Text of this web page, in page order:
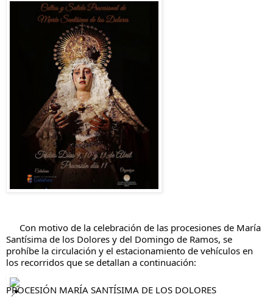
Con motivo de la celebración de las procesiones de María
Santísima de los Dolores y del Domingo de Ramos, se
prohíbe la circulación y el estacionamiento de vehículos en
los recorridos que se detallan a continuación:
PROCESIÓN MARÍA SANTÍSIMA DE LOS DOLORES